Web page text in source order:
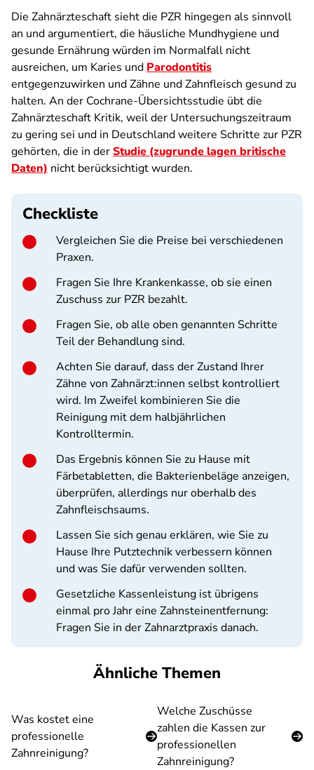
Die Zahnärzteschaft sieht die PZR hingegen als sinnvoll
an und argumentiert, die häusliche Mundhygiene und
gesunde Ernährung würden im Normalfall nicht
ausreichen, um Karies und Parodontitis
entgegenzuwirken und Zähne und Zahnfleisch gesund zu
halten. An der Cochrane-Übersichtsstudie übt die
Zahnärzteschaft Kritik, weil der Untersuchungszeitraum
zu gering sei und in Deutschland weitere Schritte zur PZR
gehörten, die in derStudie (zugrunde lagen britische
Daten) nicht berücksichtigt wurden.
Checkliste
Vergleichen Sie die Preise bei verschiedenen
Praxen.
Fragen Sie Ihre Krankenkasse, ob sie einen
Zuschuss zur PZR bezahlt.
Fragen Sie, ob alle oben genannten Schritte
Teil der Behandlung sind.
Achten Sie darauf, dass der Zustand Ihrer
Zähne von Zahnärzt:innen selbst kontrolliert
wird. Im Zweifel kombinieren Sie die
Reinigung mit dem halbjährlichen
Kontrolltermin.
Das Ergebnis können Sie zu Hause mit
Färbetabletten, die Bakterienbeläge anzeigen,
überprüfen, allerdings nur oberhalb des
Zahnfleischsaums.
Lassen Sie sich genau erklären, wie Sie zu
Hause Ihre Putztechnik verbessern können
und was Sie dafür verwenden sollten.
Gesetzliche Kassenleistung ist übrigens
einmal pro Jahr eine Zahnsteinentfernung:
Fragen Sie in der Zahnarztpraxis danach.
Ähnliche Themen
Was kostet eine
professionelle
Zahnreinigung?
Welche Zuschüsse
zahlen die Kassen zur
professionellen
Zahnreinigung?